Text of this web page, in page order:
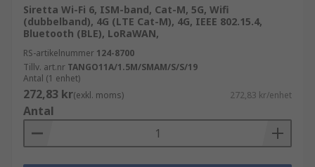
Siretta Wi-Fi 6, ISM-band, Cat-M, 5G, Wifi
(dubbelband), 4G (LTE Cat-M), 4G, IEEE 802.15.4,
Bluetooth (BLE), LoRaWAN,
RS-artikelnummer 124-8700
Tillv. art.nr TANGO11A/1.5M/SMAM/S/S/19
Antal (1 enhet)
272,83 kr(exkl. moms) 272,83 kr/enhet
Antal